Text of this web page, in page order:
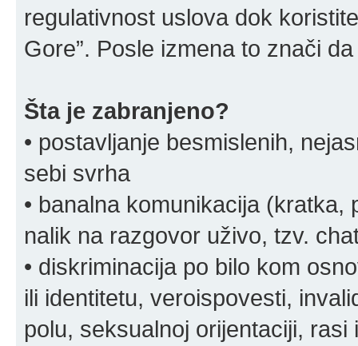
regulativnost uslova dok
Gore”. Posle izmena to znači
Šta je zabranjeno?
• postavljanje besmislenih,
sebi svrha
• banalna komunikacija
nalik na razgovor uživo, tzv.
• diskriminacija po bilo kom
ili identitetu, veroispovesti,
polu, seksualnoj orijentaciji,